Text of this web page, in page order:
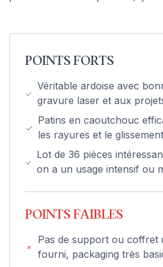
POINTS FORTS
Véritable ardoise avec
gravure laser et aux
Patins en caoutchouc
les rayures et le glissement
Lot de 36 pièces
on a un usage intensif ou
POINTS FAIBLES
Pas de support ou coffret
fourni, packaging très